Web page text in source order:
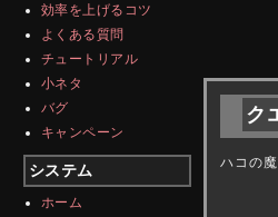
効率を上げるコツ
よくある質問
チュートリアル
小ネタ
バグ
キャンペーン
システム
ホーム
ク
ハコの